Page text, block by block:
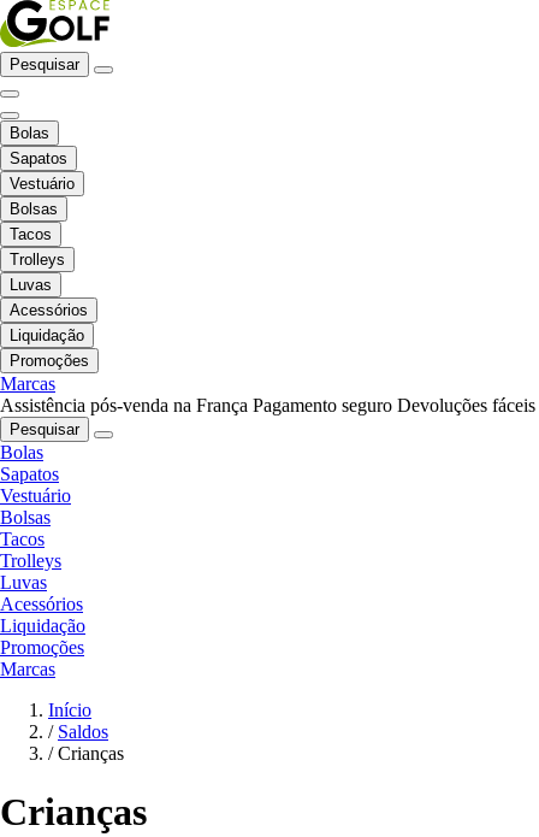
Pesquisar
Bolas
Sapatos
Vestuário
Bolsas
Tacos
Trolleys
Luvas
Acessórios
Liquidação
Promoções
Marcas
Assistência pós-venda na França Pagamento seguro Devoluções fáceis
Pesquisar
Bolas
Sapatos
Vestuário
Bolsas
Tacos
Trolleys
Luvas
Acessórios
Liquidação
Promoções
Marcas
Início
/ Saldos
/ Crianças
Crianças